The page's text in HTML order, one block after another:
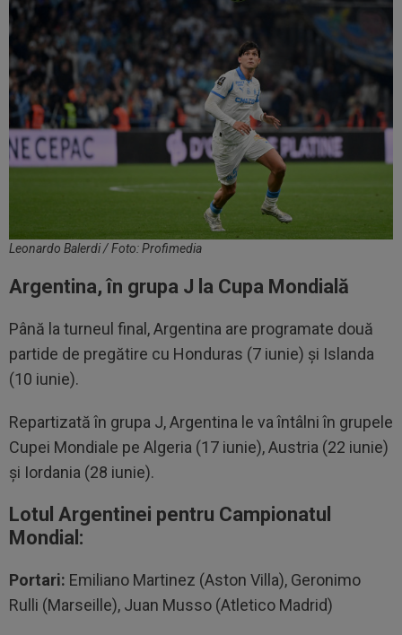
Leonardo Balerdi / Foto: Profimedia
Argentina, în grupa J la Cupa Mondială
Până la turneul final, Argentina are programate două
partide de pregătire cu Honduras (7 iunie) și Islanda
(10 iunie).
Repartizată în grupa J, Argentina le va întâlni în grupele
Cupei Mondiale pe Algeria (17 iunie), Austria (22 iunie)
și Iordania (28 iunie).
Lotul Argentinei pentru Campionatul
Mondial:
Portari: Emiliano Martinez (Aston Villa), Geronimo
Rulli (Marseille), Juan Musso (Atletico Madrid)